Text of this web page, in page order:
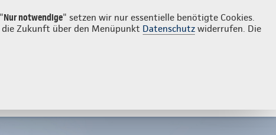
Nur notwendige" setzen wir nur essentielle benötigte Cookies.
Zukunft über den Menüpunkt Datenschutz widerrufen. Die
Login Kontakt 030 8058646